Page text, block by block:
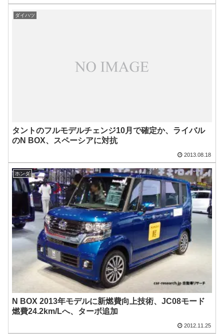
ダイハツ
タントのフルモデルチェンジ10月で確定か、ライバル
のN BOX、スペーシアに対抗
2013.08.18
ホンダ
N BOX 2013年モデルに新燃費向上技術、JC08モード
燃費24.2km/Lへ、ターボ追加
2012.11.25